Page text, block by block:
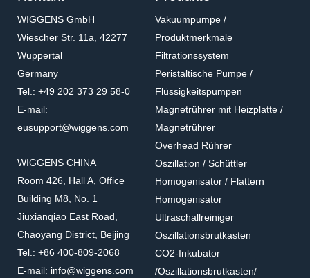
WIGGENS GmbH
Wiescher Str. 11a, 42277
Wuppertal
Germany
Tel.: +49 202 373 29 58-0
E-mail:
eusupport@wiggens.com
WIGGENS CHINA
Room 426, Hall A, Office
Building M8, No. 1
Jiuxianqiao East Road,
Chaoyang District, Beijing
Tel.: +86 400-809-2068
E-mail: info@wiggens.com
Vakuumpumpe /
Produktmerkmale
Filtrationssystem
Peristaltische Pumpe /
Flüssigkeitspumpen
Magnetrührer mit Heizplatte /
Magnetrührer
Overhead Rührer
Oszillation / Schüttler
Homogenisator / Flattern
Homogenisator
Ultraschallreiniger
Oszillationsbrutkasten
CO2-Inkubator
/Oszillationsbrutkasten/